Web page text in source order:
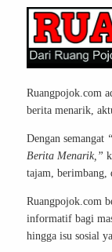
Ruangpojok.com
berita menarik,
Dengan semangat
Berita Menarik,”
tajam, berimbang,
Ruangpojok.com
informatif bagi
hingga isu sosial